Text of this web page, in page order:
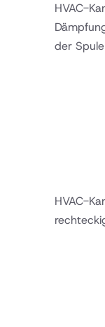
HVAC-
der
HVAC-